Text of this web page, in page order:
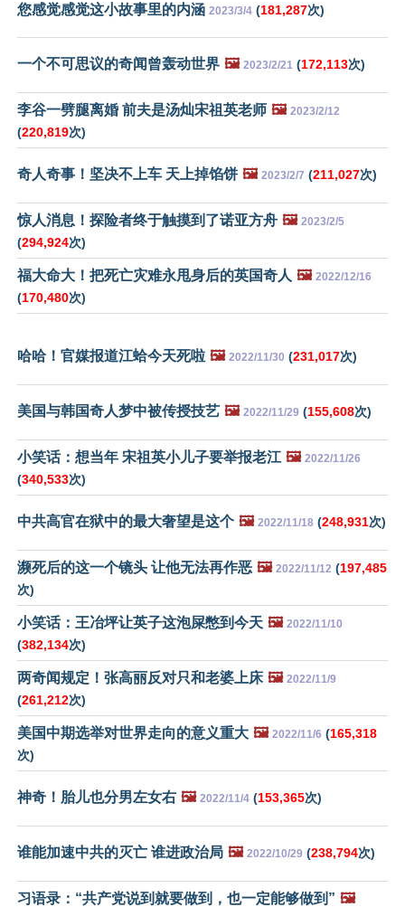
您感觉感觉这小故事里的内涵 2023/3/4 (181,287次)
一个不可思议的奇闻曾轰动世界 🖼️ 2023/2/21 (172,113次)
李谷一劈腿离婚 前夫是汤灿宋祖英老师 🖼️ 2023/2/12
(220,819次)
奇人奇事！坚决不上车 天上掉馅饼 🖼️ 2023/2/7 (211,027次)
惊人消息！探险者终于触摸到了诺亚方舟 🖼️ 2023/2/5
(294,924次)
福大命大！把死亡灾难永甩身后的英国奇人 🖼️ 2022/12/16
(170,480次)
哈哈！官媒报道江蛤今天死啦 🖼️ 2022/11/30 (231,017次)
美国与韩国奇人梦中被传授技艺 🖼️ 2022/11/29 (155,608次)
小笑话：想当年 宋祖英小儿子要举报老江 🖼️ 2022/11/26
(340,533次)
中共高官在狱中的最大奢望是这个 🖼️ 2022/11/18 (248,931次)
濒死后的这一个镜头 让他无法再作恶 🖼️ 2022/11/12 (197,485
次)
小笑话：王冶坪让英子这泡屎憋到今天 🖼️ 2022/11/10
(382,134次)
两奇闻规定！张高丽反对只和老婆上床 🖼️ 2022/11/9
(261,212次)
美国中期选举对世界走向的意义重大 🖼️ 2022/11/6 (165,318
次)
神奇！胎儿也分男左女右 🖼️ 2022/11/4 (153,365次)
谁能加速中共的灭亡 谁进政治局 🖼️ 2022/10/29 (238,794次)
习语录：“共产党说到就要做到，也一定能够做到” 🖼️